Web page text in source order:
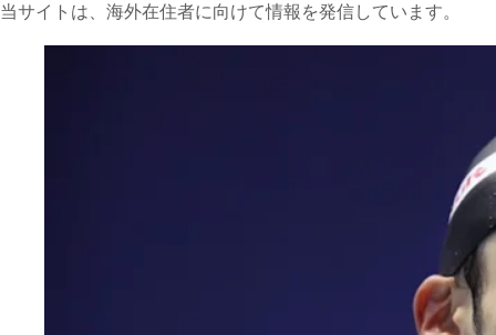
当サイトは、海外在住者に向けて情報を発信しています。